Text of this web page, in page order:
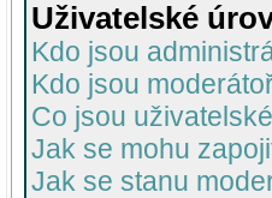
Uživatelské
Kdo jsou
Kdo jsou
Co jsou
Jak se mohu
Jak se stanu